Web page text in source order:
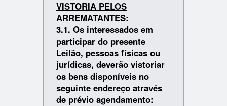
VISTORIA PELOS
ARREMATANTES:
3.1. Os interessados em
participar do presente
Leilão, pessoas físicas ou
jurídicas, deverão vistoriar
os bens disponíveis no
seguinte endereço através
de prévio agendamento: